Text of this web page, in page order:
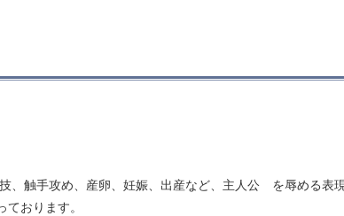
、触手攻め、産卵、妊娠、出産など、主人公 を辱める表現
おります。